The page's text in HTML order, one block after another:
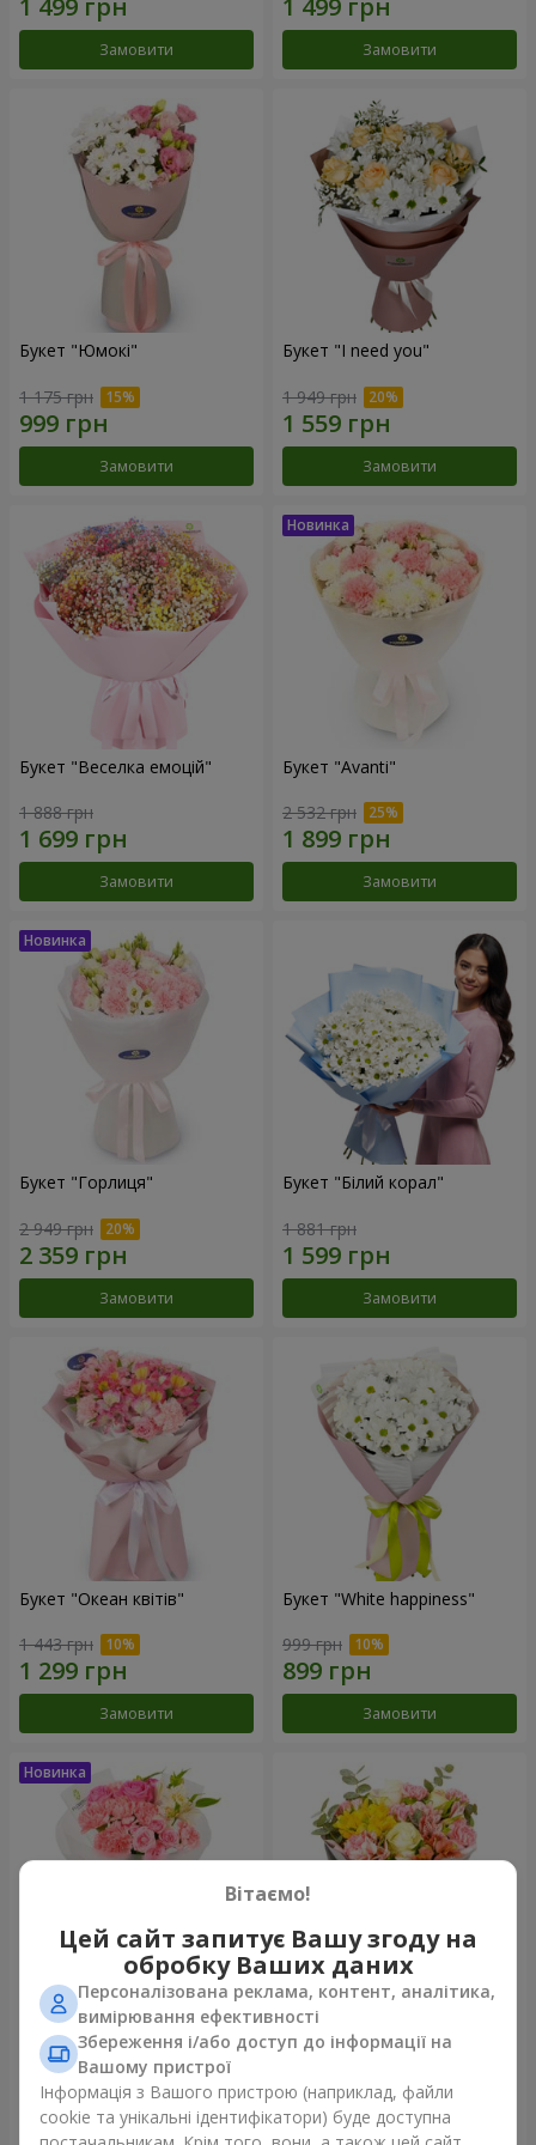
Замовити Замовити
Букет "Юмокі"
1 175 грн
Замовити
Букет "I need you"
1 949 грн
Замовити
Букет "Веселка емоцій"
1 888 грн
Замовити
Букет "Avanti"
2 532 грн
Замовити
Букет "Горлиця"
2 949 грн
Замовити
Букет "Білий корал"
1 881 грн
Замовити
Букет "Океан квітів"
1 443 грн
Замовити
Букет "White happiness"
999 грн
Замовити
Букет "Рожевий зефір"
1 411 грн
Замовити
Букет "Дзінтарс"
Замовити
Вітаємо!
Цей сайт запитує Вашу згоду на
обробку Ваших даних
Персоналізована реклама, контент, аналітика,
вимірювання ефективності
Збереження і/або доступ до інформації на
Вашому пристрої
Інформація з Вашого пристрою (наприклад, файли
cookie та унікальні ідентифікатори) буде доступна